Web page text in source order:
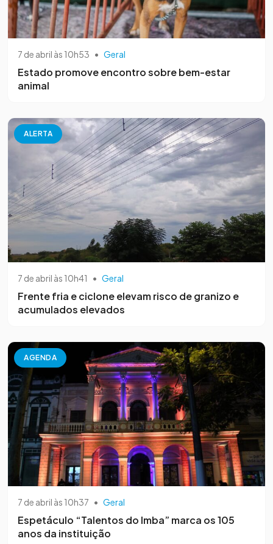
7 de abril às 10h53 • Geral
Estado promove encontro sobre bem-estar
animal
ALERTA
7 de abril às 10h41 • Geral
Frente fria e ciclone elevam risco de granizo e
acumulados elevados
AGENDA
7 de abril às 10h37 • Geral
Espetáculo “Talentos do Imba” marca os 105
anos da instituição